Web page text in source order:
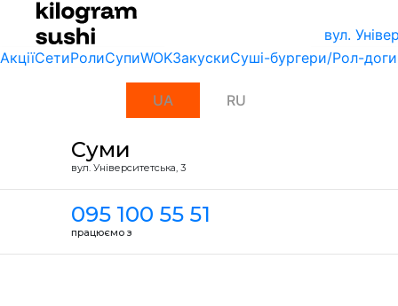
вул.
АкціїСетиРолиСупиWOKЗакускиСуші-бургери/Рол-доги
UA RU
Суми
вул. Унiверситетська, 3
095 100 55 51
працюємо з